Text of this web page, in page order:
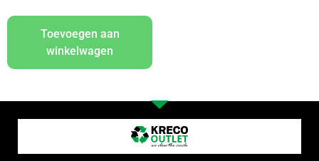
Toevoegen aan
winkelwagen